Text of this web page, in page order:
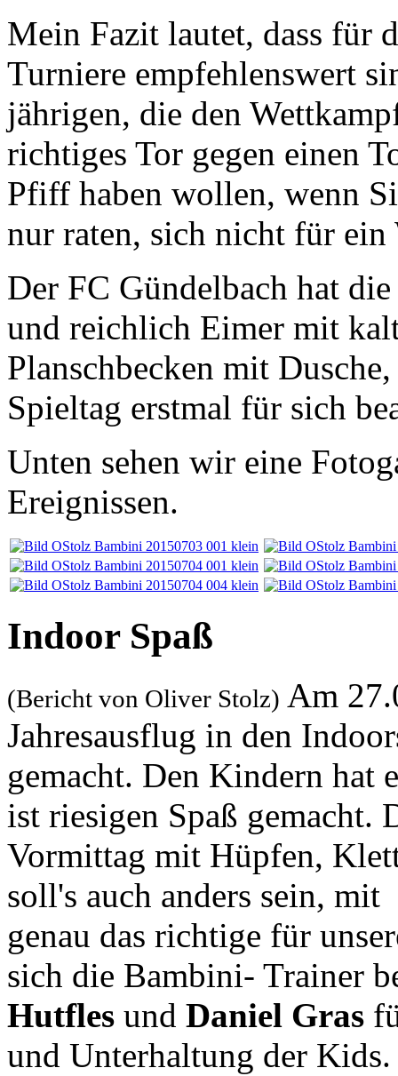
Mein Fazit lautet, dass für
Turniere empfehlenswert
jährigen, die den
richtiges Tor gegen einen
Pfiff haben wollen, wenn
nur raten, sich nicht für
Der FC Gündelbach hat
und reichlich Eimer mit
Planschbecken mit
Spieltag erstmal für sich
Unten sehen wir eine
Ereignissen.
Indoor Spaß
(Bericht von Oliver Stolz) Am
Jahresausflug in den
gemacht. Den Kindern hat
ist riesigen Spaß gemacht.
Vormittag mit Hüpfen,
soll's auch anders sein,
genau das richtige für
sich die Bambini- Trainer
Hutfles und Daniel Gras
und Unterhaltung der Kids.